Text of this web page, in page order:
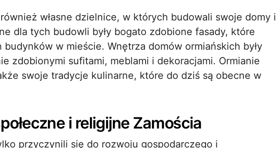
własne dzielnice, w których budowali swoje domy i
dla tych budowli były bogato zdobione fasady, które
budynków w mieście. Wnętrza domów ormiańskich były
zdobionymi sufitami, meblami i dekoracjami. Ormianie
swoje tradycje kulinarne, które do dziś są obecne w
i religijne Zamościa
przyczynili się do rozwoju gospodarczego i